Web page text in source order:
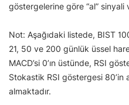
göstergelerine göre “al” sinyali
Not: Aşağıdaki listede, BIST
21, 50 ve 200 günlük üssel
MACD’si 0’ın üstünde, RSI
Stokastik RSI göstergesi 80’in
almaktadır.